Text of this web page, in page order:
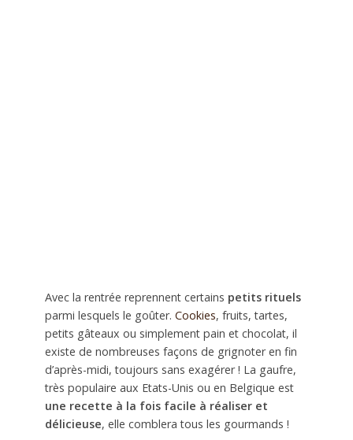
Avec la rentrée reprennent certains petits rituels
parmi lesquels le goûter. Cookies, fruits, tartes,
petits gâteaux ou simplement pain et chocolat, il
existe de nombreuses façons de grignoter en fin
d’après-midi, toujours sans exagérer ! La gaufre,
très populaire aux Etats-Unis ou en Belgique est
une recette à la fois facile à réaliser et
délicieuse, elle comblera tous les gourmands !